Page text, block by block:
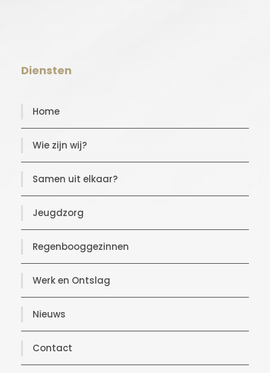
Diensten
Home
Wie zijn wij?
Samen uit elkaar?
Jeugdzorg
Regenbooggezinnen
Werk en Ontslag
Nieuws
Contact